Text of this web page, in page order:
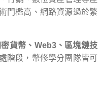
門檻高、網路資源過於繁
貨幣、Web3、區塊鏈技
階段，幣修學分團隊皆可